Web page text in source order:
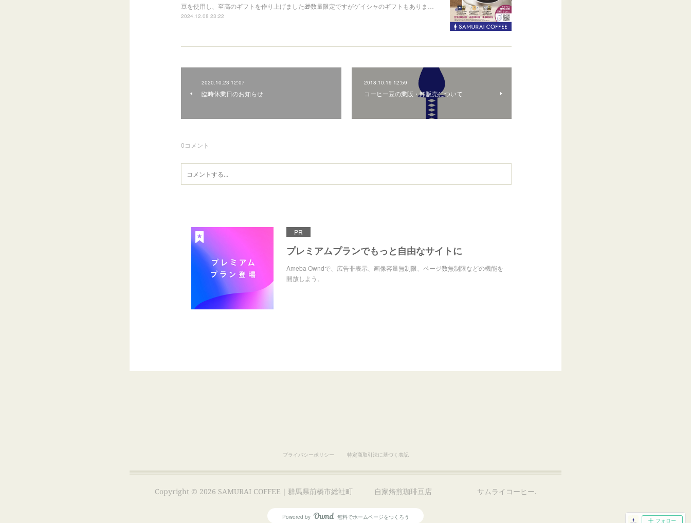
豆を使用し、至高のギフトを作り上げました🎁数量限定ですがゲイシャのギフトもありま…
2024.12.08 23:22
2020.10.23 12:07
臨時休業日のお知らせ
2018.10.19 12:59
コーヒー豆の業販・卸販売について
0コメント
PR
プレミアムプランでもっと自由なサイトに
Ameba Owndで、広告非表示、画像容量無制限、ページ数無制限などの機能を
開放しよう。
フォロー
プライバシーポリシー 特定商取引法に基づく表記
Copyright © 2026 SAMURAI COFFEE｜群馬県前橋市総社町 自家焙煎珈琲豆店 サムライコーヒー.
Powered by AmebaOwnd
無料でホームページをつくろう